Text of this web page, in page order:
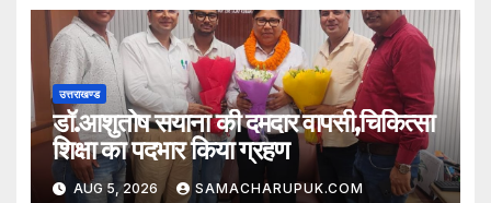
उत्तराखण्ड
डॉ.आशुतोष सयाना की दमदार वापसी,चिकित्सा
शिक्षा का पदभार किया ग्रहण
AUG 5, 2026 SAMACHARUPUK.COM